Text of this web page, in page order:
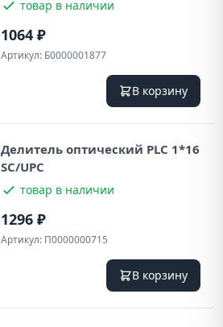
товар в наличии
1064 ₽
Артикул: Б0000001877
В корзину
Делитель оптический PLC 1*16
SC/UPC
товар в наличии
1296 ₽
Артикул: П0000000715
В корзину